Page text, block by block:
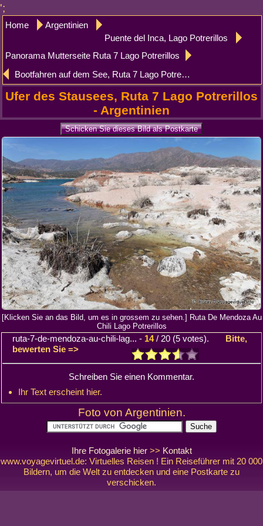
';
Home
Argentinien
Puente del Inca, Lago Potrerillos
Panorama Mutterseite Ruta 7 Lago Potrerillos
Bootfahren auf dem See, Ruta 7 Lago Potrerillos
Ufer des Stausees, Ruta 7 Lago Potrerillos
- Argentinien
[Klicken Sie an das Bild, um es in grossem zu sehen.] Ruta De Mendoza Au
Chili Lago Potrerillos
ruta-7-de-mendoza-au-chili-lag... - 14/ 20 (5 votes). Bitte,
bewerten Sie =>
Schreiben Sie einen Kommentar.
Ihr Text erscheint hier.
Foto von Argentinien.
Ihre Fotogalerie hier>> Kontakt
www.voyagevirtuel.de: Virtuelles Reisen ! Ein Reiseführer mit 20 000
Bildern, um die Welt zu entdecken und eine Postkarte zu
verschicken.